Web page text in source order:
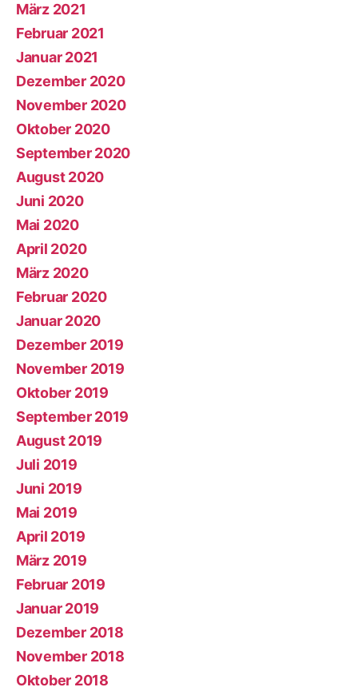
März 2021
Februar 2021
Januar 2021
Dezember 2020
November 2020
Oktober 2020
September 2020
August 2020
Juni 2020
Mai 2020
April 2020
März 2020
Februar 2020
Januar 2020
Dezember 2019
November 2019
Oktober 2019
September 2019
August 2019
Juli 2019
Juni 2019
Mai 2019
April 2019
März 2019
Februar 2019
Januar 2019
Dezember 2018
November 2018
Oktober 2018